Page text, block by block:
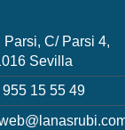
Parsi, C/ Parsi 4,
Sevilla
955 15 55 49